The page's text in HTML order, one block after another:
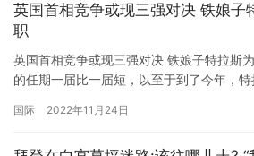
在今日举行的万圣节派对直播。 而因为当
英国首相竞争或现三强对决 铁娘子
职
英国首相竞争或现三强对决 铁娘子特拉斯
的任期一届比一届短，以至于到了今年，
有4个字—“经济增长”。基于她的就职承诺
国际 2022年11月24日